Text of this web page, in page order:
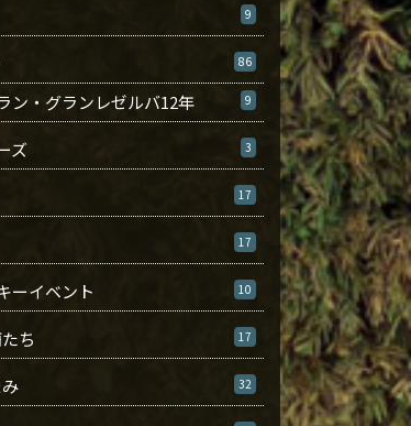
9
86
・グランレゼルバ12年 9
ズ 3
17
17
イベント 10
ち 17
32